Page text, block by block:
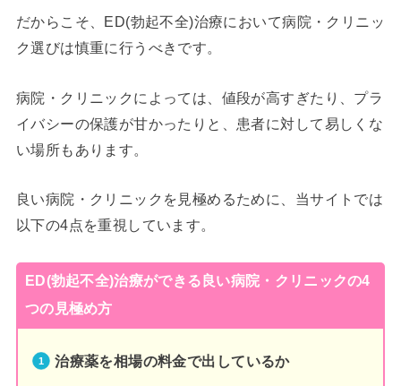
だからこそ、ED(勃起不全)治療において病院・クリニッ
ク選びは慎重に行うべきです。
病院・クリニックによっては、値段が高すぎたり、プラ
イバシーの保護が甘かったりと、患者に対して易しくな
い場所もあります。
良い病院・クリニックを見極めるために、当サイトでは
以下の4点を重視しています。
ED(勃起不全)治療ができる良い病院・クリニックの4
つの見極め方
治療薬を相場の料金で出しているか